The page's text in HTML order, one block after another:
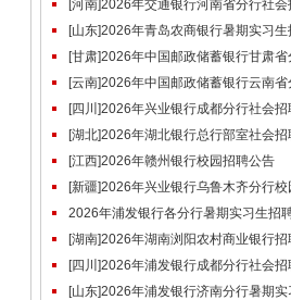
生招聘公告
[河南]2026年交通银行河南省分行社会
启事（6.22）
[山东]2026年青岛农商银行暑期实习生
公告[甘肃]2026年中国邮政储蓄银行甘肃省
社会招聘公告
[云南]2026年中国邮政储蓄银行云南省
社会招聘公告
[四川]2026年兴业银行成都分行社会招
事（6.26）
[湖北]2026年湖北银行总行部室社会招
告
[江西]2026年赣州银行校园招聘公告
[新疆]2026年兴业银行乌鲁木齐分行校
聘公告（6.23）
2026年浦发银行各分行暑期实习生招
汇总[湖南]2026年湖南浏阳农村商业银行招
告
[四川]2026年浦发银行成都分行社会招
告（6.29）
[山东]2026年浦发银行济南分行暑期实